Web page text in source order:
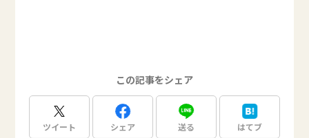
この記事をシェア
ツイート シェア 送る はてブ